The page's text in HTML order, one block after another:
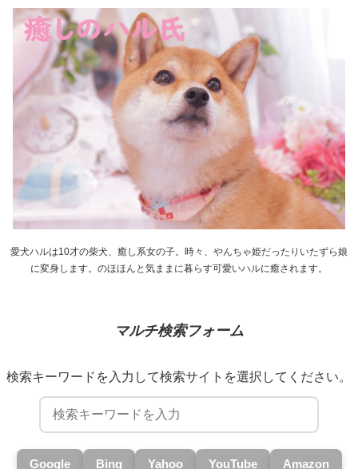
愛犬ハルは10才の柴犬、癒し系女の子。時々、やんちゃ姫だったりいたずら娘
に変身します。のほほんと気ままに暮らす可愛いハルに癒されます。
マルチ検索フォーム
検索キーワードを入力して検索サイトを選択してください。
Google Bing Yahoo YouTube Amazon